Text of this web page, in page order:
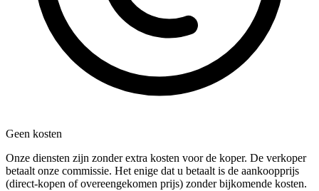
Geen kosten
Onze diensten zijn zonder extra kosten voor de koper. De verkoper
betaalt onze commissie. Het enige dat u betaalt is de aankoopprijs
(direct-kopen of overeengekomen prijs) zonder bijkomende kosten.